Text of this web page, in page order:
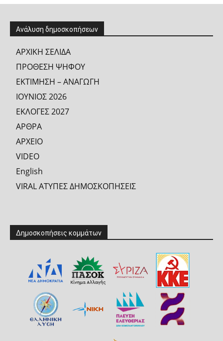
Ανάλυση δημοσκοπήσεων
ΑΡΧΙΚΗ ΣΕΛΙΔΑ
ΠΡΟΘΕΣΗ ΨΗΦΟΥ
ΕΚΤΙΜΗΣΗ – ΑΝΑΓΩΓΗ
ΙΟΥΝΙΟΣ 2026
ΕΚΛΟΓΕΣ 2027
ΑΡΘΡΑ
ΑΡΧΕΙΟ
VIDEO
English
VIRAL ΑΤΥΠΕΣ ΔΗΜΟΣΚΟΠΗΣΕΙΣ
Δημοσκοπήσεις κομμάτων